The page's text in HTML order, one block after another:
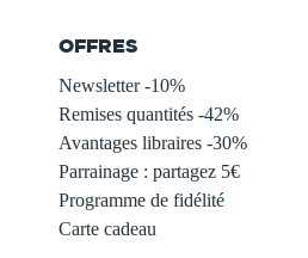
OFFRES
Newsletter -10%
Remises quantités -42%
Avantages libraires -30%
Parrainage : partagez 5€
Programme de fidélité
Carte cadeau